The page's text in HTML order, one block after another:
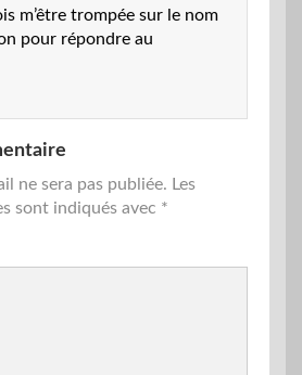
m’être trompée sur le nom
pour répondre au
ne sera pas publiée. Les
sont indiqués avec *